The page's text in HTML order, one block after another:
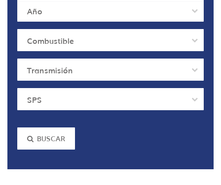
Año
Combustible
Transmisión
SPS
BUSCAR